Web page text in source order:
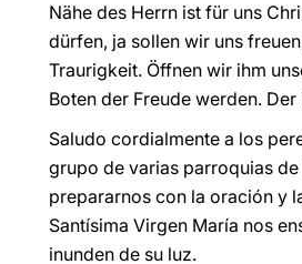
Nähe des Herrn ist für uns
dürfen, ja sollen wir uns
Traurigkeit. Öffnen wir ihm
Boten der Freude werden.
Saludo cordialmente a los
grupo de varias parroquias
prepararnos con la oración y
Santísima Virgen María nos
inunden de su luz.